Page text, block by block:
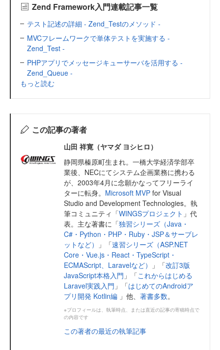
Zend Framework入門連載記事一覧
テスト記述の詳細 - Zend_Testのメソッド -
MVCフレームワークで単体テストを実施する -
Zend_Test -
PHPアプリでメッセージキューサーバを活用する -
Zend_Queue -
もっと読む
この記事の著者
山田 祥寛（ヤマダ ヨシヒロ）
静岡県榛原町生まれ。一橋大学経済学部卒
業後、NECにてシステム企画業務に携わる
が、2003年4月に念願かなってフリーライ
ターに転身。 Microsoft MVP for Visual
Studio and Development Technologies。執
筆コミュニティ「WINGSプロジェクト 」代
表。主な著書に「独習シリーズ（Java・
C#・Python・PHP・Ruby・JSP＆サーブレ
ットなど）
」「速習シリーズ（ASP.NET
Core・Vue.js・React・TypeScript・
ECMAScript、Laravelなど）
」「改訂3版
JavaScript本格入門 」「これからはじめる
Laravel実践入門 」「はじめてのAndroidア
プリ開発 Kotlin編 」他、 著書多数。
※プロフィールは、執筆時点、または直近の記事の寄稿時点で
の内容です
この著者の最近の執筆記事